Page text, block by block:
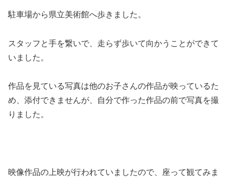
駐車場から県立美術館へ歩きました。
スタッフと手を繋いで、走らず歩いて向かうことができて
いました。
作品を見ている写真は他のお子さんの作品が映っているた
め、添付できませんが、自分で作った作品の前で写真を撮
りました。
映像作品の上映が行われていましたので、座って観てみま